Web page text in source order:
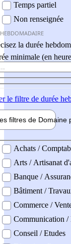
Temps partiel
Non renseignée
la durée
minimale (en
le filtre de durée
filtres de Domaine
professionel
Achats /
Arts / Artisanat
Banque /
Bâtiment /
Commerce /
Communication /
Conseil / Etudes